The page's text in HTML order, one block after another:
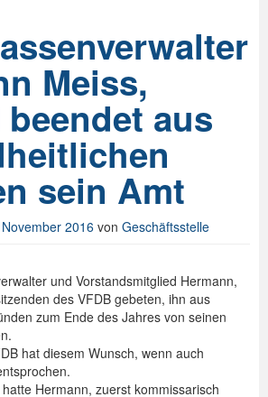
Meiss,
beendet aus
sein Amt
2016 von Geschäftsstelle
und Vorstandsmitglied Hermann,
des VFDB gebeten, ihn aus
zum Ende des Jahres von seinen
hat diesem Wunsch, wenn auch
Hermann, zuerst kommissarisch